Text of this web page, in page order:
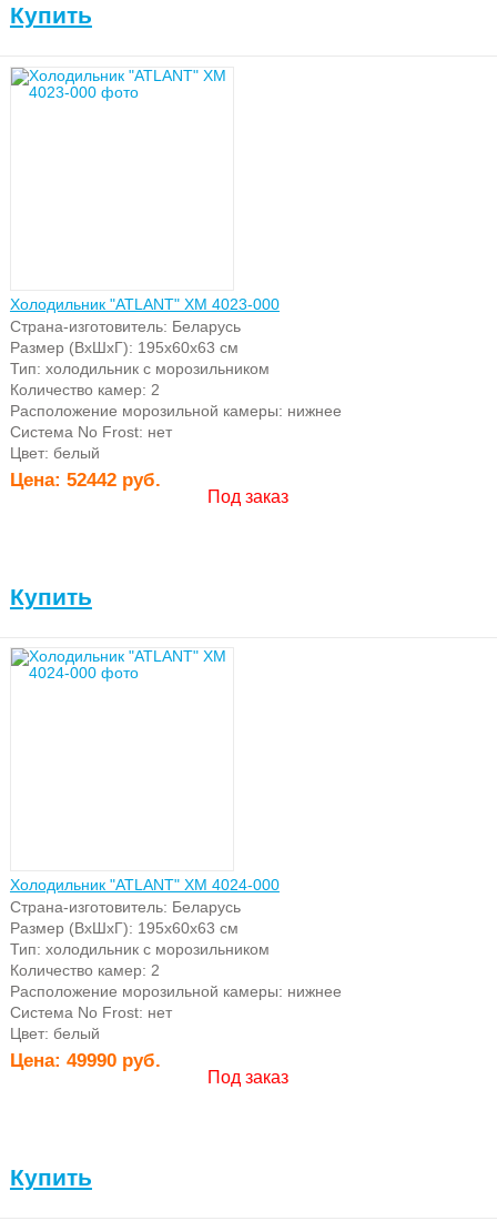
Купить
Холодильник "ATLANT" ХМ 4023-000
Страна-изготовитель: Беларусь
Размер (ВхШхГ): 195х60х63 см
Тип: холодильник с морозильником
Количество камер: 2
Расположение морозильной камеры: нижнее
Система No Frost: нет
Цвет: белый
Цена: 52442 руб.
Под заказ
Купить
Холодильник "ATLANT" ХМ 4024-000
Страна-изготовитель: Беларусь
Размер (ВхШхГ): 195х60х63 см
Тип: холодильник с морозильником
Количество камер: 2
Расположение морозильной камеры: нижнее
Система No Frost: нет
Цвет: белый
Цена: 49990 руб.
Под заказ
Купить